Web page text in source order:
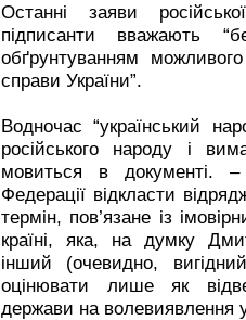
Останні заяви
підписанти вважають
обґрунтуванням
справи України”.
Водночас “український
російського народу і
мовиться в документі. –
Федерації відкласти
термін, пов’язане із
країні, яка, на думку
інший (очевидно,
оцінювати лише як
держави на волевиявлення